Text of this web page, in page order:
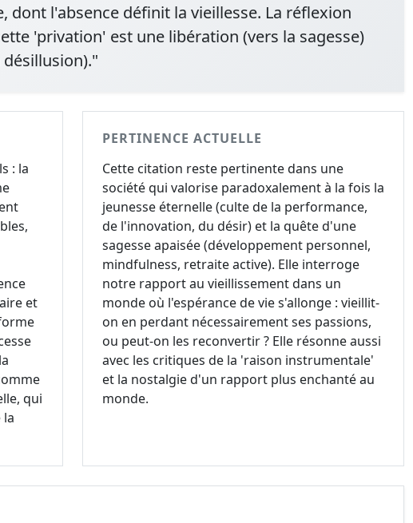
dont l'absence définit la vieillesse. La réflexion
'privation' est une libération (vers la sagesse)
: la
et
qui
PERTINENCE ACTUELLE
Cette citation reste pertinente dans une
société qui valorise paradoxalement à la fois la
jeunesse éternelle (culte de la performance,
de l'innovation, du désir) et la quête d'une
sagesse apaisée (développement personnel,
mindfulness, retraite active). Elle interroge
notre rapport au vieillissement dans un
monde où l'espérance de vie s'allonge : vieillit-
on en perdant nécessairement ses passions,
ou peut-on les reconvertir ? Elle résonne aussi
avec les critiques de la 'raison instrumentale'
et la nostalgie d'un rapport plus enchanté au
monde.